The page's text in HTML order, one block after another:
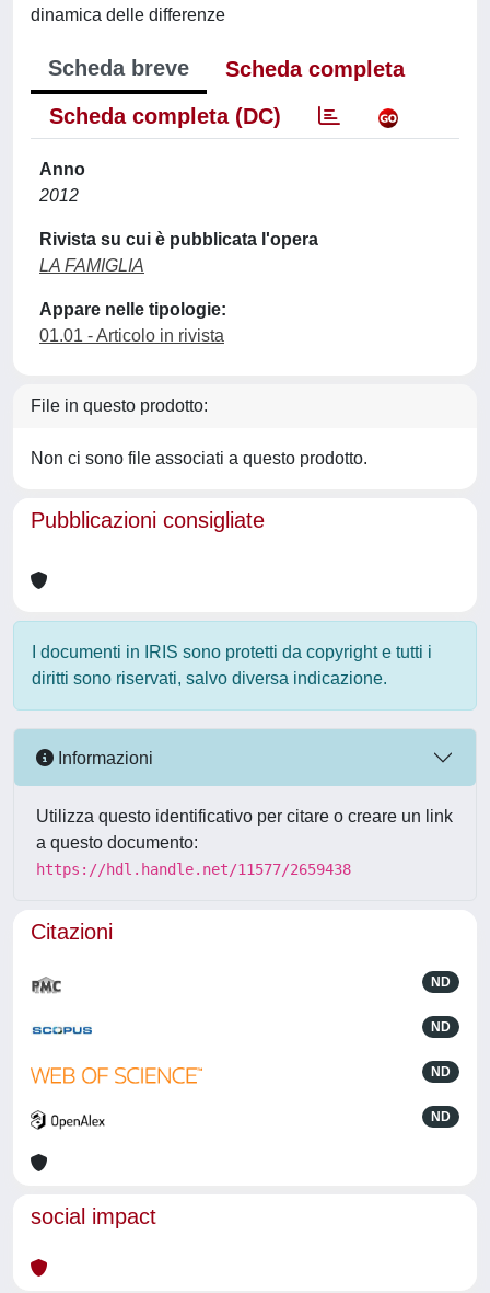
dinamica delle differenze
Scheda breve
Scheda completa
Scheda completa (DC)
Anno
2012
Rivista su cui è pubblicata l'opera
LA FAMIGLIA
Appare nelle tipologie:
01.01 - Articolo in rivista
File in questo prodotto:
Non ci sono file associati a questo prodotto.
Pubblicazioni consigliate
I documenti in IRIS sono protetti da copyright e tutti i
diritti sono riservati, salvo diversa indicazione.
Informazioni
Utilizza questo identificativo per citare o creare un link
a questo documento:
https://hdl.handle.net/11577/2659438
Citazioni
ND
ND
ND
ND
social impact